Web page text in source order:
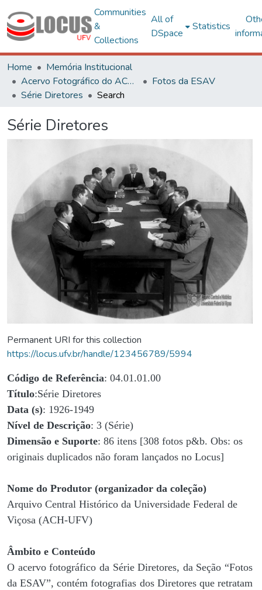
Communities
&
Collections
All of
DSpace
Statistics
Home
Memória Institucional
Acervo Fotográfico do ACH-UFV
Fotos da ESAV
Série Diretores
Search
Série Diretores
Permanent URI for this collection
https://locus.ufv.br/handle/123456789/5994
Código de Referência: 04.01.01.00
Título:Série Diretores
Data (s): 1926-1949
Nível de Descrição: 3 (Série)
Dimensão e Suporte: 86 itens [308 fotos p&b. Obs: os
originais duplicados não foram lançados no Locus]
Nome do Produtor (organizador da coleção)
Arquivo Central Histórico da Universidade Federal de
Viçosa (ACH-UFV)
Âmbito e Conteúdo
O acervo fotográfico da Série Diretores, da Seção “Fotos
da ESAV”, contém fotografias dos Diretores que retratam